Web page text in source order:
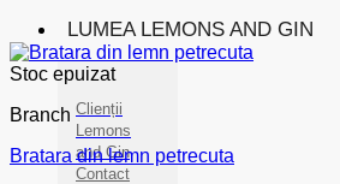
LUMEA LEMONS AND GIN
Clienții
Lemons
and Gin
Contact
Stoc epuizat
Branch
Bratara din lemn petrecuta